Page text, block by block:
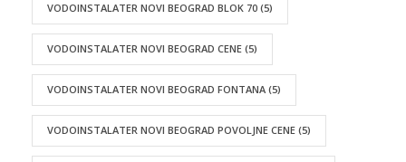
VODOINSTALATER NOVI BEOGRAD BLOK 70 (5)
VODOINSTALATER NOVI BEOGRAD CENE (5)
VODOINSTALATER NOVI BEOGRAD FONTANA (5)
VODOINSTALATER NOVI BEOGRAD POVOLJNE CENE (5)